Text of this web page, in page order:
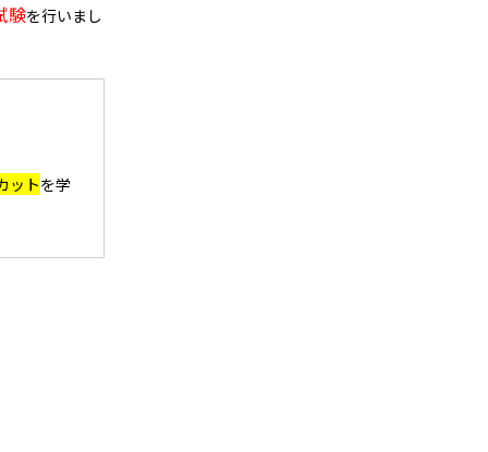
験を行いまし
ットを学